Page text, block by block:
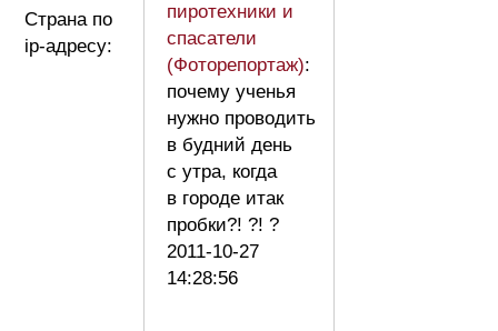
Страна по
ip-адресу:
пиротехники и
спасатели
(Фоторепортаж):
почему ученья
нужно проводить
в будний день
с утра, когда
в городе итак
пробки?! ?! ?
2011-10-27
14:28:56